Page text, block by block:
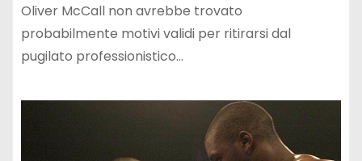
Oliver McCall non avrebbe trovato
probabilmente motivi validi per ritirarsi dal
pugilato professionistico…